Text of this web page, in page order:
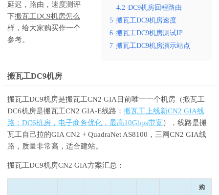
4.2 DC9机房回程路由
5 搬瓦工DC9机房速度
6 搬瓦工DC9机房测试IP
7 搬瓦工DC9机房演示站点
延迟，路由，速度测评
下搬瓦工DC9机房怎么
样 ，给大家购买作一个
参考。
搬瓦工DC9机房
搬瓦工DC9机房是搬瓦工CN2 GIA目前唯一一个机房（搬瓦工
DC6机房是搬瓦工CN2 GIA-E线路： 搬瓦工上线新CN2 GIA线
路：DC6机房，电子商务优化，最高10Gbps带宽），线路是搬
瓦工自己拉的GIA CN2 + QuadraNet AS8100，三网CN2 GIA线
路，质量非常高，适合建站。
搬瓦工DC9机房CN2 GIA方案汇总：
购